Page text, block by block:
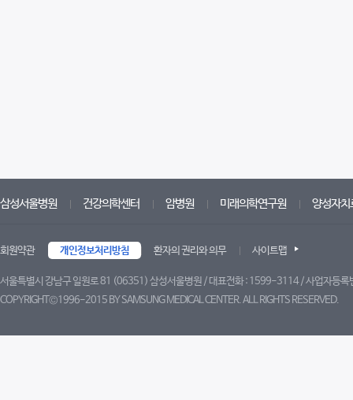
삼성서울병원 건강의학센터 암병원 미래의학연구원 양성자치
회원약관 개인정보처리방침 환자의 권리와 의무 사이트맵
서울특별시 강남구 일원로 81 (06351) 삼성서울병원 / 대표전화 : 1599-3114 / 사업자등
COPYRIGHT©1996-2015 BY SAMSUNG MEDICAL CENTER. ALL RIGHTS RESERVED.